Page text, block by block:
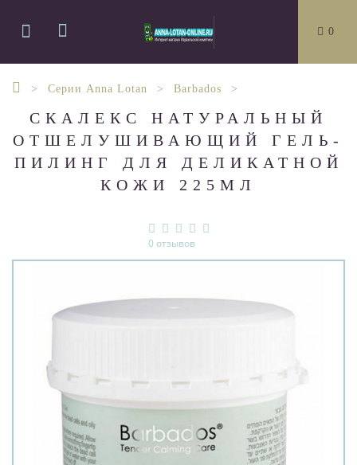
0
Серии Anna Lotan Barbados
СКАЛЕКС НАТУРАЛЬНЫЙ
ОТШЕЛУШИВАЮЩИЙ ГЕЛЬ-
ПИЛИНГ ДЛЯ ДЕЛИКАТНОЙ
КОЖИ 225МЛ
0 отзывов